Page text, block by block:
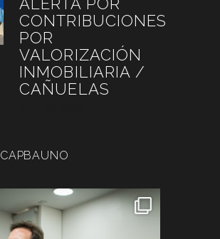
CONTRIBUCIONES
POR
VALORIZACIÓN
INMOBILIARIA /
CAÑUELAS
CAPBAUNO